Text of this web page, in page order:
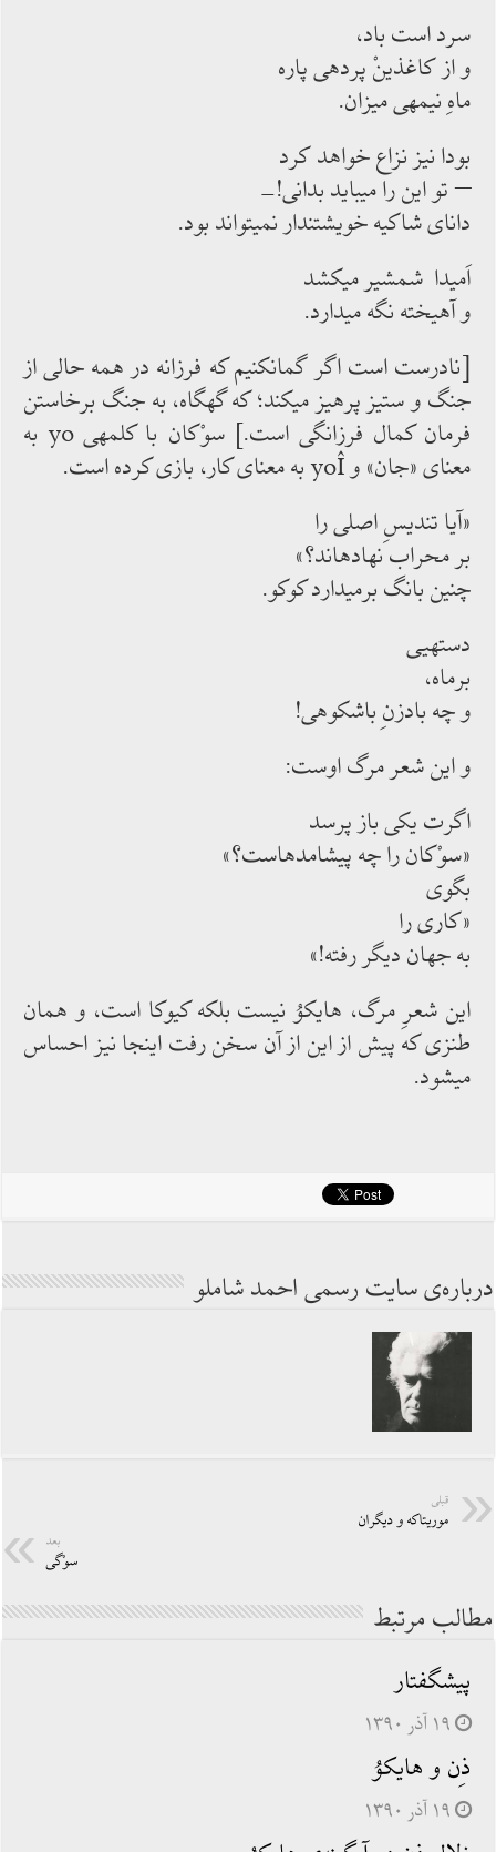
سرد است باد،
و از كاغذینْ پرده‏ی پاره
ماهِ نیمه‏ی میزان.
بودا نیز نزاع خواهد كرد
– تو این را می‏باید بدانی!-
دانای شاكیه خویشتن‏دار نمی‏تواند بود.
اَمیدا شمشیر می‏كشد
و آهیخته نگه‏ می‏دارد.
[نادرست است اگر گمان‏كنیم كه فرزانه در همه حالی از
جنگ و ستیز پرهیز می‏كند؛ كه گهگاه، به ‏جنگ‏ برخاستن
فرمان كمال فرزانگی است.] سوْكان با كلمه‏ی yo به
معنای «جان» و yoÎ به معنای كار، بازی ‏كرده ‏است.
«آیا تندیسِ اصلی را
بر محراب نهاده‏اند؟»
چنین بانگ برمی‏دارد كوكو.
دسته‏یی
برماه،
و چه بادزنِ باشكوهی!
و این شعر مرگ اوست:
اگرت یكی باز پرسد
«سوْكان را چه پیشامده‏است؟»
بگوی
«كاری را
به جهان دیگر رفته!»
این شعرِ مرگ، هایكوُ نیست بلكه كیوكا است، و همان
طنزی كه پیش از این از آن سخن ‏رفت اینجا نیز احساس
‏می‏شود.
درباره‌ی سایت رسمی احمد شاملو
قبلی
موری‏تاكه و دیگران
بعد
سوْگی
مطالب مرتبط
پیشگفتار
۱۹ آذر ۱۳۹۰
ذِن و هایكوُ
۱۹ آذر ۱۳۹۰